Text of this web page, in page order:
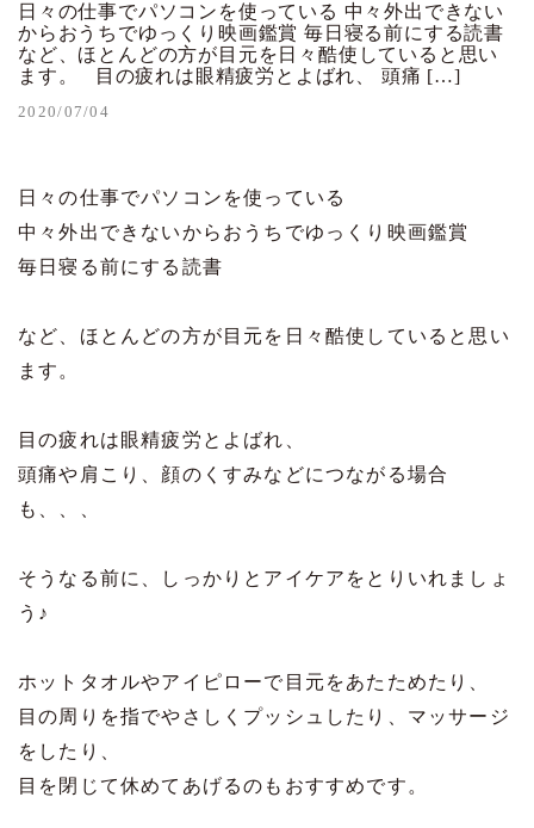
日々の仕事でパソコンを使っている 中々外出できない
からおうちでゆっくり映画鑑賞 毎日寝る前にする読書
など、ほとんどの方が目元を日々酷使していると思い
ます。 目の疲れは眼精疲労とよばれ、 頭痛 […]
2020/07/04
日々の仕事でパソコンを使っている
中々外出できないからおうちでゆっくり映画鑑賞
毎日寝る前にする読書
など、ほとんどの方が目元を日々酷使していると思い
ます。
目の疲れは眼精疲労とよばれ、
頭痛や肩こり、顔のくすみなどにつながる場合
も、、、
そうなる前に、しっかりとアイケアをとりいれましょ
う♪
ホットタオルやアイピローで目元をあたためたり、
目の周りを指でやさしくプッシュしたり、マッサージ
をしたり、
目を閉じて休めてあげるのもおすすめです。